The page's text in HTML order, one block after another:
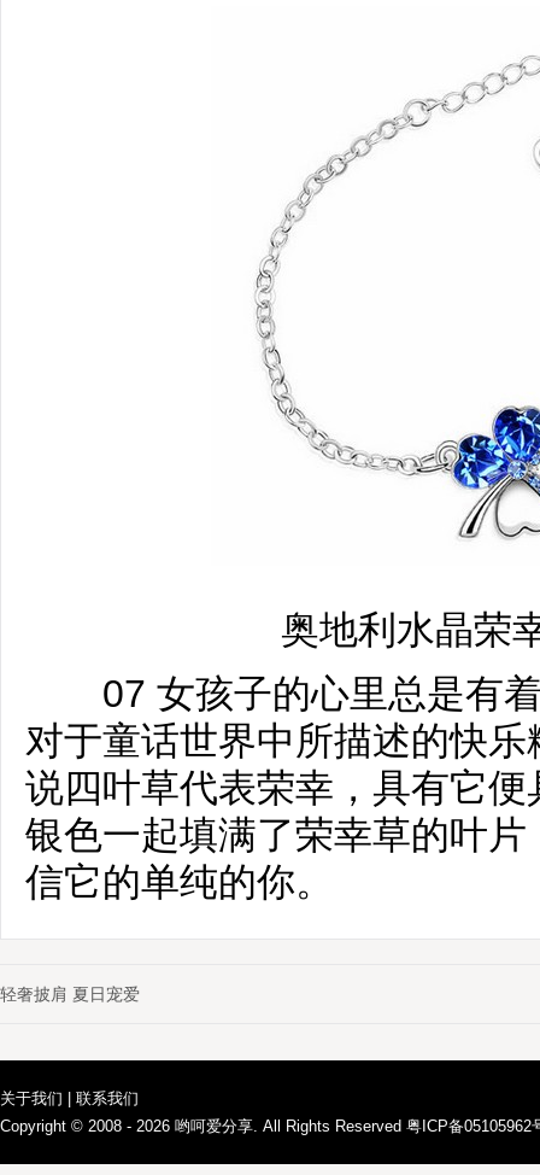
奥地利水晶荣
07 女孩子的心里总是有着
对于童话世界中所描述的快
说四叶草代表荣幸，具有它
银色一起填满了荣幸草的叶
信它的单纯的你。
轻奢披肩 夏日宠爱
关于我们
联系我们
Copyright © 2008 - 2026 哟呵爱分享 . All Rights Reserved 粤ICP备05105962